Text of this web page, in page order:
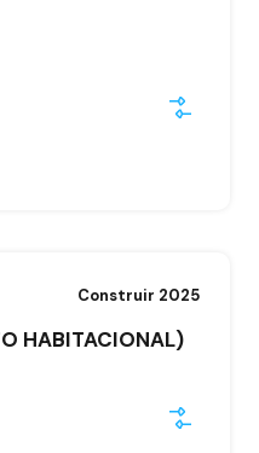
Construir 2025
HABITACIONAL)